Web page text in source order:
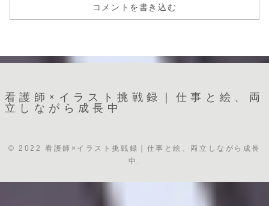
コメントを書き込む
看護師×イラスト挑戦録｜仕事と絵、両
立しながら成長中
© 2022 看護師×イラスト挑戦録｜仕事と絵、両立しながら成長
中.